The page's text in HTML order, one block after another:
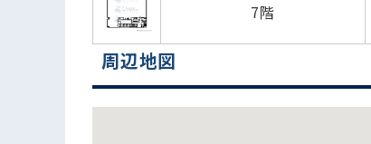
7階
周辺地図